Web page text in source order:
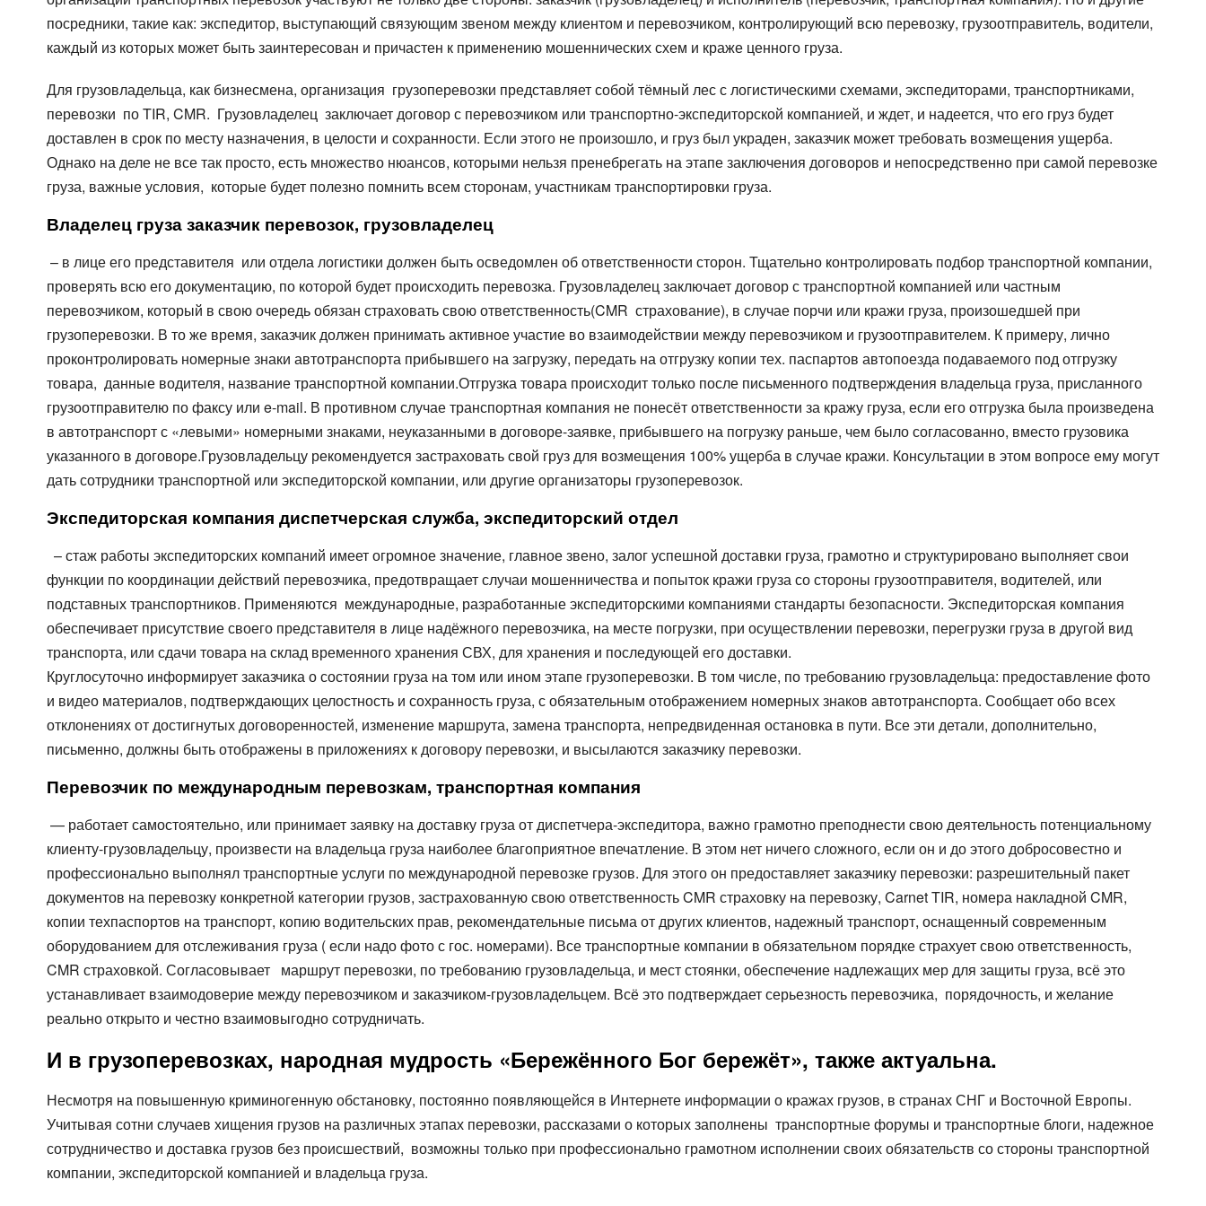
Цельномет. Изотерма
Авто транспорт
Ж.Д. транспорт
Авиа транспорт
посредники, такие как: экспедитор, выступающий связующим звеном между клиентом и перевозчиком, контролирующий всю перевозку, грузоотправитель, водители,
каждый из которых может быть заинтересован и причастен к применению мошеннических схем и краже ценного груза.
Для грузовладельца, как бизнесмена, организация грузоперевозки представляет собой тёмный лес с логистическими схемами, экспедиторами, транспортниками,
перевозки по TIR, CMR. Грузовладелец заключает договор с перевозчиком или транспортно-экспедиторской компанией, и ждет, и надеется, что его груз будет
доставлен в срок по месту назначения, в целости и сохранности. Если этого не произошло, и груз был украден, заказчик может требовать возмещения ущерба.
Однако на деле не все так просто, есть множество нюансов, которыми нельзя пренебрегать на этапе заключения договоров и непосредственно при самой перевозке
груза, важные условия, которые будет полезно помнить всем сторонам, участникам транспортировки груза.
Владелец груза заказчик перевозок, грузовладелец
– в лице его представителя или отдела логистики должен быть осведомлен об ответственности сторон. Тщательно контролировать подбор транспортной компании,
проверять всю его документацию, по которой будет происходить перевозка. Грузовладелец заключает договор с транспортной компанией или частным
перевозчиком, который в свою очередь обязан страховать свою ответственность(CMR страхование), в случае порчи или кражи груза, произошедшей при
грузоперевозки. В то же время, заказчик должен принимать активное участие во взаимодействии между перевозчиком и грузоотправителем. К примеру, лично
проконтролировать номерные знаки автотранспорта прибывшего на загрузку, передать на отгрузку копии тех. паспартов автопоезда подаваемого под отгрузку
товара, данные водителя, название транспортной компании.Отгрузка товара происходит только после письменного подтверждения владельца груза, присланного
грузоотправителю по факсу или e-mail. В противном случае транспортная компания не понесёт ответственности за кражу груза, если его отгрузка была произведена
в автотранспорт с «левыми» номерными знаками, неуказанными в договоре-заявке, прибывшего на погрузку раньше, чем было согласованно, вместо грузовика
указанного в договоре.Грузовладельцу рекомендуется застраховать свой груз для возмещения 100% ущерба в случае кражи. Консультации в этом вопросе ему могут
дать сотрудники транспортной или экспедиторской компании, или другие организаторы грузоперевозок.
Экспедиторская компания диспетчерская служба, экспедиторский отдел
– стаж работы экспедиторских компаний имеет огромное значение, главное звено, залог успешной доставки груза, грамотно и структурировано выполняет свои
функции по координации действий перевозчика, предотвращает случаи мошенничества и попыток кражи груза со стороны грузоотправителя, водителей, или
подставных транспортников. Применяются международные, разработанные экспедиторскими компаниями стандарты безопасности. Экспедиторская компания
обеспечивает присутствие своего представителя в лице надёжного перевозчика, на месте погрузки, при осуществлении перевозки, перегрузки груза в другой вид
транспорта, или сдачи товара на склад временного хранения СВХ, для хранения и последующей его доставки.
Круглосуточно информирует заказчика о состоянии груза на том или ином этапе грузоперевозки. В том числе, по требованию грузовладельца: предоставление фото
и видео материалов, подтверждающих целостность и сохранность груза, с обязательным отображением номерных знаков автотранспорта. Сообщает обо всех
отклонениях от достигнутых договоренностей, изменение маршрута, замена транспорта, непредвиденная остановка в пути. Все эти детали, дополнительно,
письменно, должны быть отображены в приложениях к договору перевозки, и высылаются заказчику перевозки.
Перевозчик по международным перевозкам, транспортная компания
— работает самостоятельно, или принимает заявку на доставку груза от диспетчера-экспедитора, важно грамотно преподнести свою деятельность потенциальному
клиенту-грузовладельцу, произвести на владельца груза наиболее благоприятное впечатление. В этом нет ничего сложного, если он и до этого добросовестно и
профессионально выполнял транспортные услуги по международной перевозке грузов. Для этого он предоставляет заказчику перевозки: разрешительный пакет
документов на перевозку конкретной категории грузов, застрахованную свою ответственность CMR страховку на перевозку, Carnet TIR, номера накладной CMR,
копии техпаспортов на транспорт, копию водительских прав, рекомендательные письма от других клиентов, надежный транспорт, оснащенный современным
оборудованием для отслеживания груза ( если надо фото с гос. номерами). Все транспортные компании в обязательном порядке страхует свою ответственность,
CMR страховкой. Согласовывает маршрут перевозки, по требованию грузовладельца, и мест стоянки, обеспечение надлежащих мер для защиты груза, всё это
устанавливает взаимодоверие между перевозчиком и заказчиком-грузовладельцем. Всё это подтверждает серьезность перевозчика, порядочность, и желание
реально открыто и честно взаимовыгодно сотрудничать.
И в грузоперевозках, народная мудрость «Бережённого Бог бережёт», также актуальна.
Несмотря на повышенную криминогенную обстановку, постоянно появляющейся в Интернете информации о кражах грузов, в странах СНГ и Восточной Европы.
Учитывая сотни случаев хищения грузов на различных этапах перевозки, рассказами о которых заполнены транспортные форумы и транспортные блоги, надежное
сотрудничество и доставка грузов без происшествий, возможны только при профессионально грамотном исполнении своих обязательств со стороны транспортной
компании, экспедиторской компанией и владельца груза.